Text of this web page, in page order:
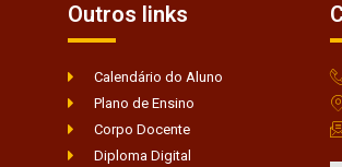
Outros links
Calendário do Aluno
Plano de Ensino
Corpo Docente
Diploma Digital